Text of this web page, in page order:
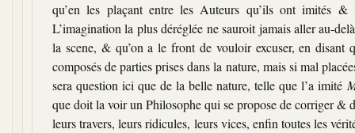
qu’en les plaçant entre les Auteurs qu’ils ont imités
L’imagination la plus déréglée ne sauroit jamais aller au-
la scene, & qu’on a le front de vouloir excuser, en disant
composés de parties prises dans la nature, mais si mal
sera question ici que de la belle nature, telle que l’a imité
que doit la voir un Philosophe qui se propose de corriger &
leurs travers, leurs ridicules, leurs vices, enfin toutes les